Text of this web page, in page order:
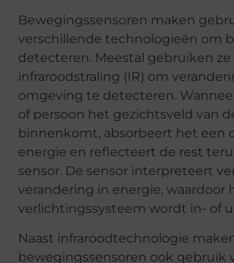
Bewegingssensoren maken
verschillende technologieën om
detecteren. Meestal gebruiken ze
infraroodstraling (IR) om
omgeving te detecteren.
of persoon het gezichtsveld van
binnenkomt, absorbeert het een
energie en reflecteert de rest
sensor. De sensor interpreteert
verandering in energie, waardoor
verlichtingssysteem wordt in- of
Naast infraroodtechnologie
bewegingssensoren ook gebruik